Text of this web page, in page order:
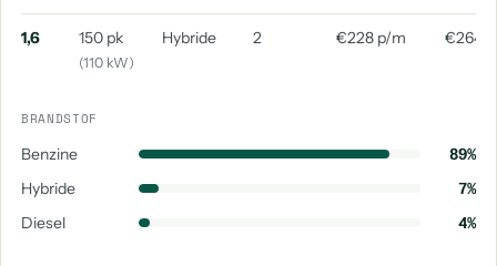
1,6 150 pk
(110 kW)
Hybride 2 €228 p/m €264
BRANDSTOF
Benzine
89%
Hybride
7%
Diesel
4%